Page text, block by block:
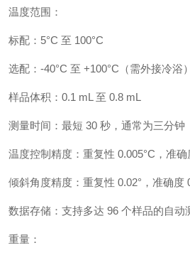
温度范围：
标配：5°C 至 100°C
选配：-40°C 至 +100°C（需外接冷浴）
样品体积：0.1 mL 至 0.8 mL
测量时间：最短 30 秒，通常为三分钟
温度控制精度：重复性 0.005°C，准确
倾斜角度精度：重复性 0.02°，准确度
数据存储：支持多达 96 个样品的自动
重量：